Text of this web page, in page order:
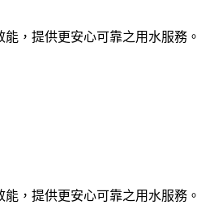
，提供更安心可靠之用水服務。
，提供更安心可靠之用水服務。